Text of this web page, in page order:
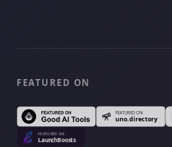
FEATURED ON